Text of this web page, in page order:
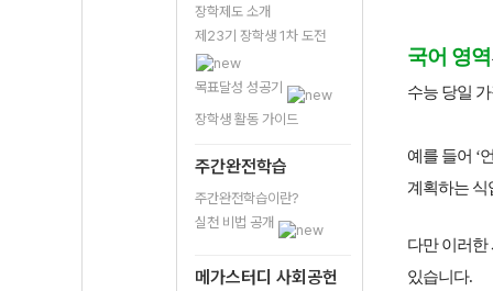
장학제도 소개
제23기 장학생 1차 도전
목표달성 성공기
장학생 활동 가이드
주간완전학습
주간완전학습이란?
실천 비법 공개
메가스터디 사회공헌
국어 영역
수능 당일
예를 들어 ‘
계획하는 식
다만 이러한
있습니다.